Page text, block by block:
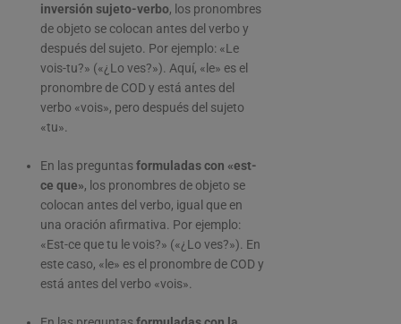
inversión sujeto-verbo, los pronombres
de objeto se colocan antes del verbo y
después del sujeto. Por ejemplo: «Le
vois-tu?» («¿Lo ves?»). Aquí, «le» es el
pronombre de COD y está antes del
verbo «vois», pero después del sujeto
«tu».
En las preguntasformuladas con «est-
ce que», los pronombres de objeto se
colocan antes del verbo, igual que en
una oración afirmativa. Por ejemplo:
«Est-ce que tu le vois?» («¿Lo ves?»). En
este caso, «le» es el pronombre de COD y
está antes del verbo «vois».